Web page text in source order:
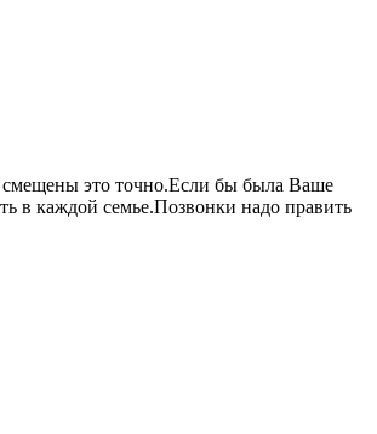
смещены это точно.Если бы была Ваше
в каждой семье.Позвонки надо править